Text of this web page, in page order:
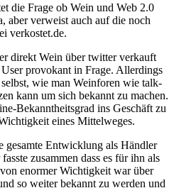
die Frage ob Wein und Web 2.0
aber verweist auch auf die noch
verkostet.de.
direkt Wein über twitter verkauft
provokant in Frage. Allerdings
wie man Weinforen wie talk-
kann um sich bekannt zu machen.
Bekanntheitsgrad ins Geschäft zu
eines Mittelweges.
gesamte Entwicklung als Händler
zusammen dass es für ihn als
enormer Wichtigkeit war über
so weiter bekannt zu werden und